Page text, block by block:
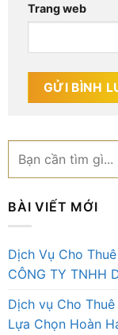
Trang web
BÀI VIẾT MỚI
Dịch Vụ Cho
CÔNG TY TNHH
Dịch vụ Cho
Lựa Chọn Hoàn